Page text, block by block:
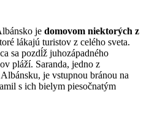
je domovom niektorých z
lákajú turistov z celého sveta.
sa pozdĺž juhozápadného
pláží. Saranda, jedno z
je vstupnou bránou na
s ich bielym piesočnatým